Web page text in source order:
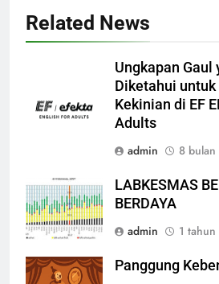
Related News
Ungkapan Gaul
Diketahui
Kekinian di EF
Adults
admin
8 bulan
LABKESMAS
BERDAYA
admin
1
Panggung